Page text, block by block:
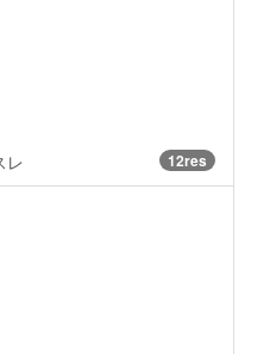
レ 12res